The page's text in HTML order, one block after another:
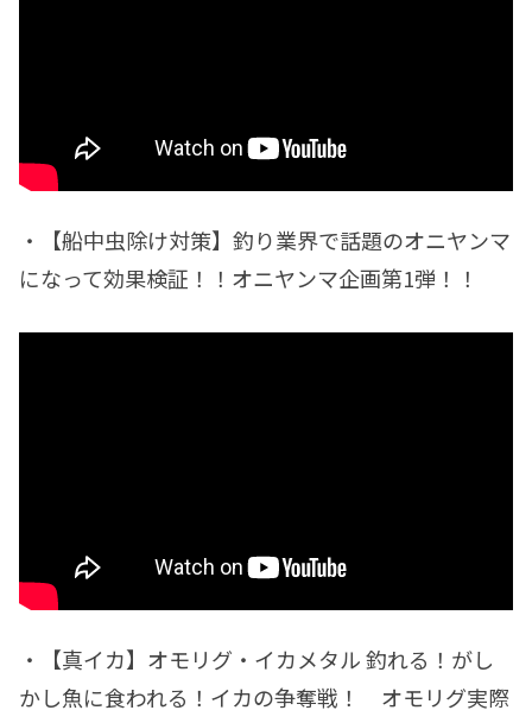
・【船中虫除け対策】釣り業界で話題のオニヤンマ
になって効果検証！！オニヤンマ企画第1弾！！
・【真イカ】オモリグ・イカメタル 釣れる！がし
かし魚に食われる！イカの争奪戦！ オモリグ実際